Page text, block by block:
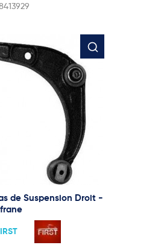
de Suspension Droit -